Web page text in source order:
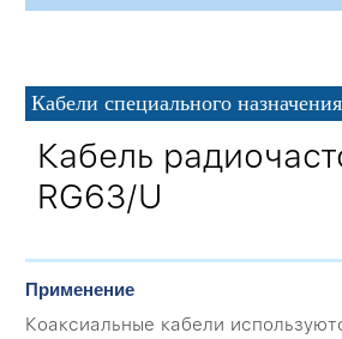
Кабели специального назначения
Кабель
RG63/U
Применение
Коаксиальные кабели